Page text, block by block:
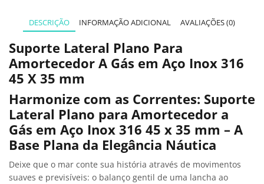
DESCRIÇÃO INFORMAÇÃO ADICIONAL AVALIAÇÕES (0)
Suporte Lateral Plano Para
Amortecedor A Gás em Aço Inox 316
45 X 35 mm
Harmonize com as Correntes: Suporte
Lateral Plano para Amortecedor a
Gás em Aço Inox 316 45 x 35 mm – A
Base Plana da Elegância Náutica
Deixe que o mar conte sua história através de movimentos
suaves e previsíveis: o balanço gentil de uma lancha ao